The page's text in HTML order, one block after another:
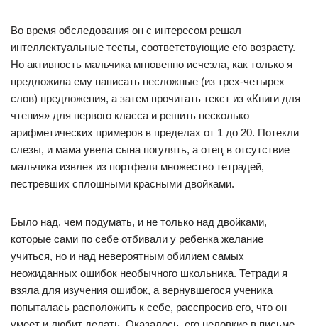
Во время обследования он с интересом решал
интеллектуальные тесты, соответствующие его возрасту.
Но активность мальчика мгновенно исчезла, как только я
предложила ему написать несложные (из трех-четырех
слов) предложения, а затем прочитать текст из «Книги для
чтения» для первого класса и решить несколько
арифметических примеров в пределах от 1 до 20. Потекли
слезы, и мама увела сына погулять, а отец в отсутствие
мальчика извлек из портфеля множество тетрадей,
пестревших сплошными красными двойками.
Было над, чем подумать, и не только над двойками,
которые сами по себе отбивали у ребенка желание
учиться, но и над невероятным обилием самых
неожиданных ошибок необычного школьника. Тетради я
взяла для изучения ошибок, а вернувшегося ученика
попыталась расположить к себе, расспросив его, что он